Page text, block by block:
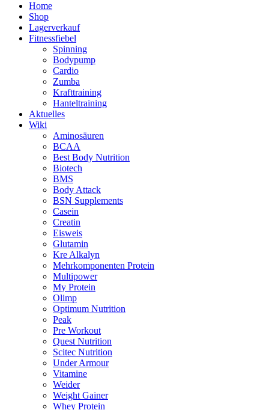
Home
Shop
Lagerverkauf
Fitnessfiebel
Spinning
Bodypump
Cardio
Zumba
Krafttraining
Hanteltraining
Aktuelles
Wiki
Aminosäuren
BCAA
Best Body Nutrition
Biotech
BMS
Body Attack
BSN Supplements
Casein
Creatin
Eisweis
Glutamin
Kre Alkalyn
Mehrkomponenten Protein
Multipower
My Protein
Olimp
Optimum Nutrition
Peak
Pre Workout
Quest Nutrition
Scitec Nutrition
Under Armour
Vitamine
Weider
Weight Gainer
Whey Protein